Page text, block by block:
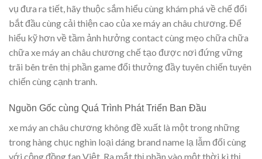
vụ đưa ra tiết, hãy thuộc sắm hiểu cùng khám phá về chế đổi
bắt đầu cùng cải thiện cao của xe máy an châu chương. Để
hiểu kỹ hơn về tầm ảnh hưởng contact cùng mẹo chữa chữa
chữa xe máy an châu chương chế tạo được nơi đứng vững
trãi bên trên thị phần game đổi thưởng đầy tuyên chiến tuyên
chiến cùng cạnh tranh.
Nguồn Gốc cùng Quá Trình Phát Triển Ban Đầu
xe máy an châu chương không đề xuất là một trong những
trong hàng chục nghìn loại dáng brand name lạ lẫm đối cùng
với cộng đồng fan Việt. Ra mắt thị phần vào một thời kì thị